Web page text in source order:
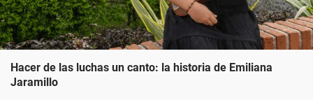
Hacer de las luchas un canto: la historia de Emiliana
Jaramillo